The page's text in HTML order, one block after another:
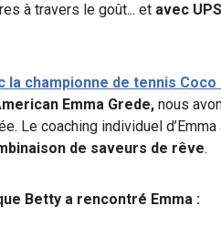
à travers le goût... et avec
championne de tennis Coco
Emma Grede, nous
Le coaching individuel
de saveurs de rêve.
Betty a rencontré Emma :